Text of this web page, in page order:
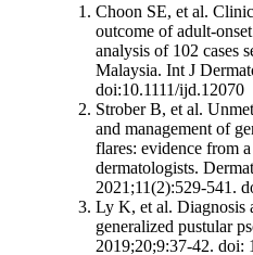
Choon SE, et al.
outcome of adult-
analysis of 102 cases
Malaysia. Int J
doi:10.1111/ijd.12070
Strober B, et al.
and management of
flares: evidence from
dermatologists.
2021;11(2):529-541.
Ly K, et al. Diagnosis
generalized pustular
2019;20;9:37-42. doi: